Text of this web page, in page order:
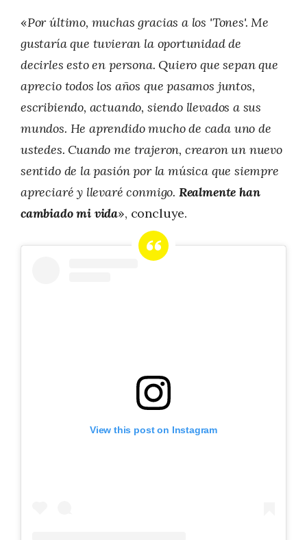
«Por último, muchas gracias a los 'Tones'. Me
gustaría que tuvieran la oportunidad de
decirles esto en persona. Quiero que sepan que
aprecio todos los años que pasamos juntos,
escribiendo, actuando, siendo llevados a sus
mundos. He aprendido mucho de cada uno de
ustedes. Cuando me trajeron, crearon un nuevo
sentido de la pasión por la música que siempre
apreciaré y llevaré conmigo. Realmente han
cambiado mi vida», concluye.
View this post on Instagram